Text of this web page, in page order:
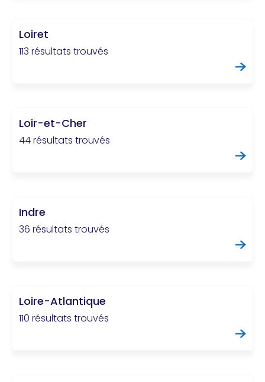
Loiret
113 résultats trouvés
Loir-et-Cher
44 résultats trouvés
Indre
36 résultats trouvés
Loire-Atlantique
110 résultats trouvés